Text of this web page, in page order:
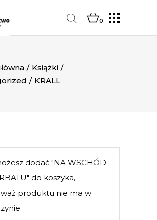
0
/ Książki /
/ KRALL
dodać "NA WSCHÓD
do koszyka,
produktu nie ma w